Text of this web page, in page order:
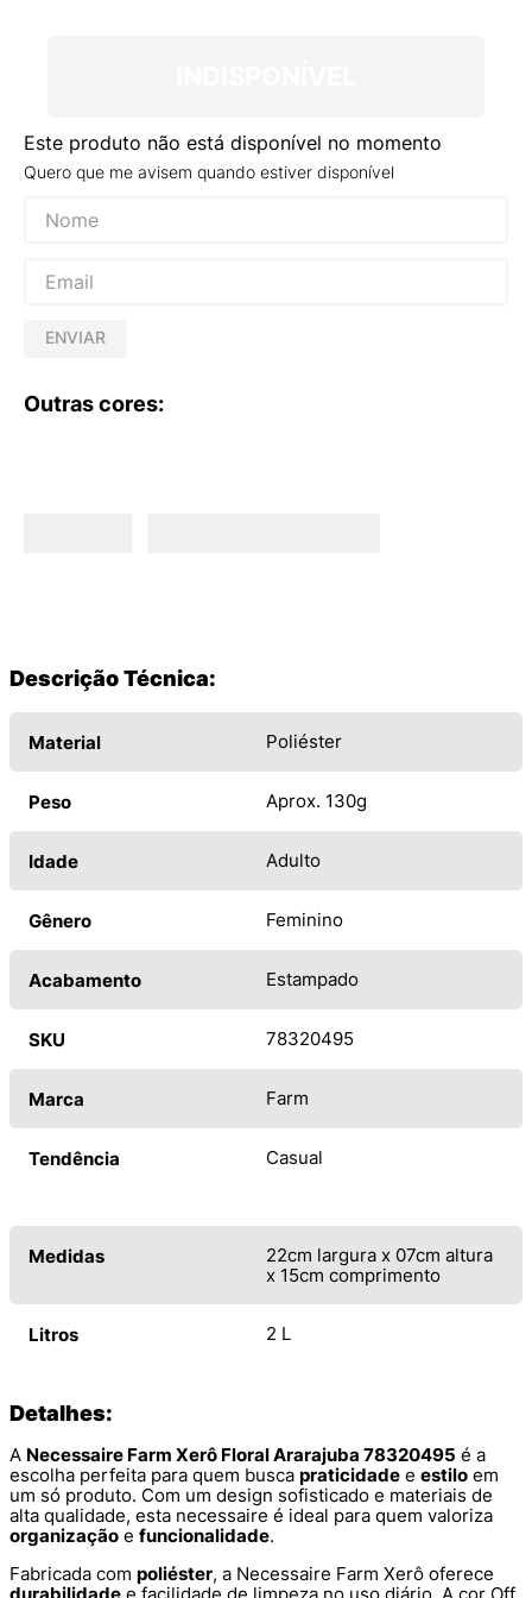
Este produto não está disponível no momento
Quero que me avisem quando estiver disponível
ENVIAR
Outras cores:
Descrição Técnica:
Material Poliéster
Peso Aprox. 130g
Idade Adulto
Gênero Feminino
Acabamento Estampado
SKU 78320495
Marca Farm
Tendência Casual
Medidas
22cm largura x 07cm altura
x 15cm comprimento
Litros 2 L
Detalhes:
A Necessaire Farm Xerô Floral Ararajuba 78320495 é a
escolha perfeita para quem busca praticidade e estilo em
um só produto. Com um design sofisticado e materiais de
alta qualidade, esta necessaire é ideal para quem valoriza
organização e funcionalidade.
Fabricada com poliéster, a Necessaire Farm Xerô oferece